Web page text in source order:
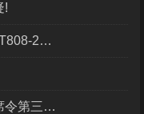
!
《洪水影响评价技术导则》（SL/T808-2025）核心解读
中华人民共和国水土保持法（主席令第三十九号）